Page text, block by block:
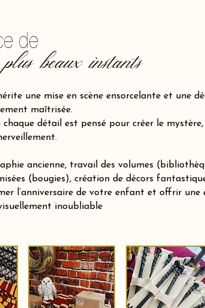
de
plus beaux instants
une mise en scène ensorcelante et une
maîtrisée.
chaque détail est pensé pour créer le
ancienne, travail des volumes
(bougies), création de décors
l’anniversaire de votre enfant et offrir une
inoubliable